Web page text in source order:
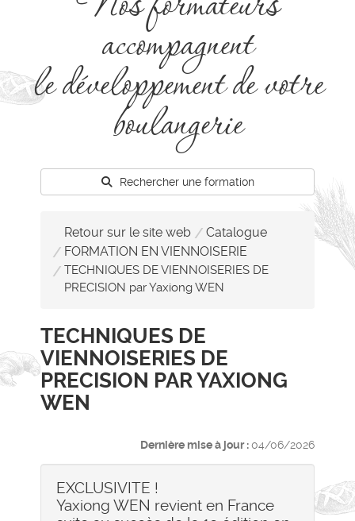
accompagnent
le développement de votre
boulangerie
Rechercher une formation
Retour sur le site web
Catalogue
FORMATION EN VIENNOISERIE
TECHNIQUES DE VIENNOISERIES DE
PRECISION par Yaxiong WEN
TECHNIQUES DE
VIENNOISERIES DE
PRECISION PAR YAXIONG
WEN
Dernière mise à jour :04/06/2026
EXCLUSIVITE !
Yaxiong WEN revient en France